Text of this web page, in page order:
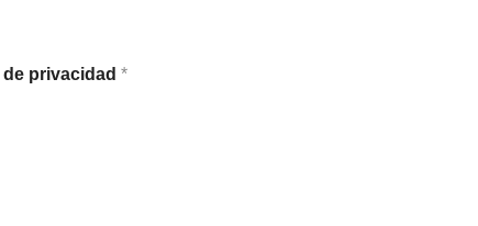
de privacidad *